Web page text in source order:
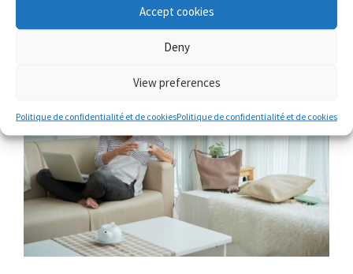
Accept cookies
Deny
View preferences
Politique de confidentialité et de cookiesPolitique de confidentialité et de cookies
canapé